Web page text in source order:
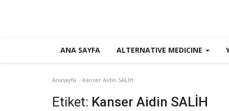
ANA SAYFA ALTERNATIVE MEDICINE
Anasayfa Kanser Aidin SALİH
Etiket: Kanser Aidin SALİH